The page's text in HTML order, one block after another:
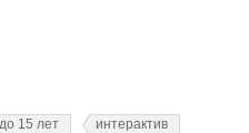
15 лет интерактив